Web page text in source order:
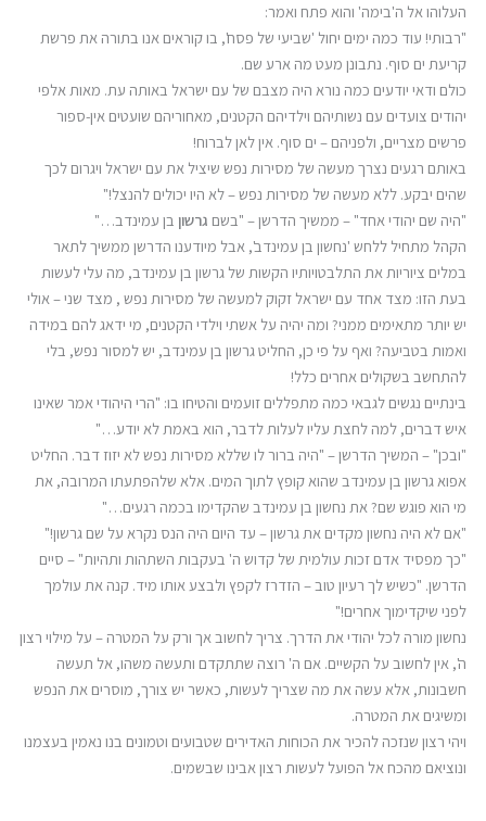
העלוהו אל ה'בימה' והוא פתח ואמר:
"רבותי! עוד כמה ימים יחול 'שביעי של פסח', בו קוראים אנו בתורה את פרשת
קריעת ים סוף. נתבונן מעט מה ארע שם.
כולם ודאי יודעים כמה נורא היה מצבם של עם ישראל באותה עת. מאות אלפי
יהודים צועדים עם נשותיהם וילדיהם הקטנים, מאחוריהם שועטים אין-ספור
פרשים מצריים, ולפניהם – ים סוף. אין לאן לברוח!
באותם רגעים נצרך מעשה של מסירות נפש שיציל את עם ישראל ויגרום לכך
שהים יבקע. ללא מעשה של מסירות נפש – לא היו יכולים להנצל!"
"היה שם יהודי אחד" – ממשיך הדרשן – "בשם גרשון בן עמינדב…"
הקהל מתחיל ללחש 'נחשון בן עמינדב', אבל מיודענו הדרשן ממשיך לתאר
במלים ציוריות את התלבטויותיו הקשות של גרשון בן עמינדב, מה עלי לעשות
בעת הזו: מצד אחד עם ישראל זקוק למעשה של מסירות נפש , מצד שני – אולי
יש יותר מתאימים ממני? ומה יהיה על אשתי וילדי הקטנים, מי ידאג להם במידה
ואמות בטביעה? ואף על פי כן, החליט גרשון בן עמינדב, יש למסור נפש, בלי
להתחשב בשקולים אחרים כלל!
בינתיים נגשים לגבאי כמה מתפללים זועמים והטיחו בו: "הרי היהודי אמר שאינו
איש דברים, למה לחצת עליו לעלות לדבר, הוא באמת לא יודע…"
"ובכן" – המשיך הדרשן – "היה ברור לו שללא מסירות נפש לא יזוז דבר. החליט
אפוא גרשון בן עמינדב שהוא קופץ לתוך המים. אלא שלהפתעתו המרובה, את
מי הוא פוגש שם? את נחשון בן עמינדב שהקדימו בכמה רגעים…"
"אם לא היה נחשון מקדים את גרשון – עד היום היה הנס נקרא על שם גרשון!"
"כך מפסיד אדם זכות עולמית של קדוש ה' בעקבות השתהות ותהיות" – סיים
הדרשן. "כשיש לך רעיון טוב – הזדרז לקפץ ולבצע אותו מיד. קנה את עולמך
לפני שיקדימוך אחרים!"
נחשון מורה לכל יהודי את הדרך. צריך לחשוב אך ורק על המטרה – על מילוי רצון
ה', אין לחשוב על הקשיים. אם ה' רוצה שתתקדם ותעשה משהו, אל תעשה
חשבונות, אלא עשה את מה שצריך לעשות, כאשר יש צורך, מוסרים את הנפש
ומשיגים את המטרה.
ויהי רצון שנזכה להכיר את הכוחות האדירים שטבועים וטמונים בנו נאמין בעצמנו
ונוציאם מהכח אל הפועל לעשות רצון אבינו שבשמים.